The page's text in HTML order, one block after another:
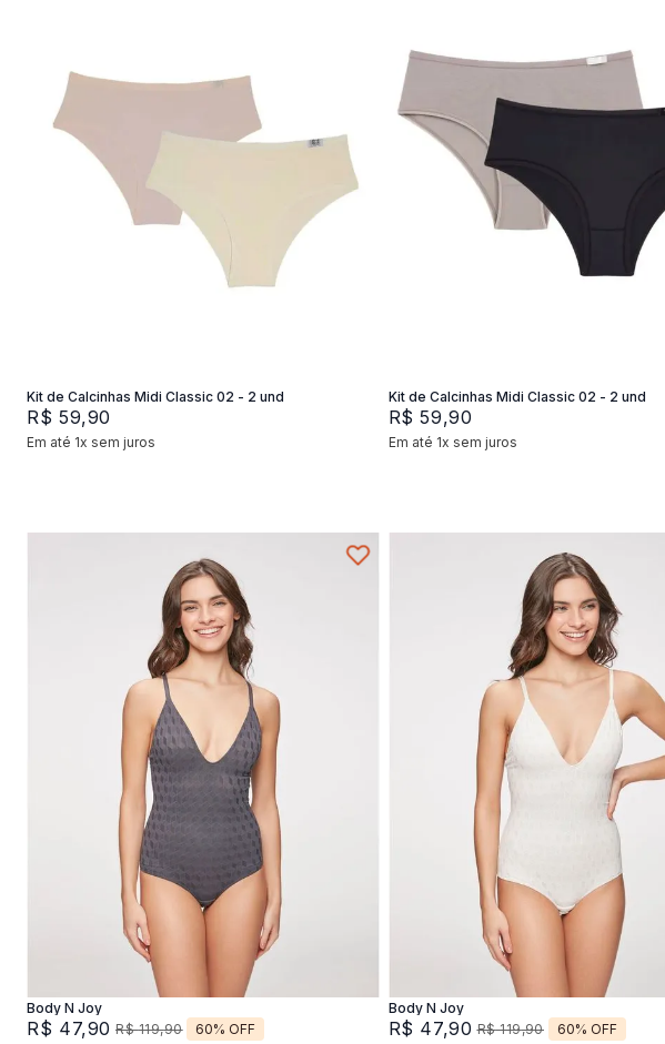
Kit de Calcinhas Midi Classic 02 - 2 und
R$ 59,90
Em até 1x sem juros
Kit de Calcinhas Midi Classic 02 - 2 und
R$ 59,90
Em até 1x sem juros
Adicionar na sacola
Body N Joy
R$ 47,90 R$ 119,90 60% OFF
M
Adicionar na sacola
Body N Joy
R$ 47,90 R$ 119,90 60% OFF